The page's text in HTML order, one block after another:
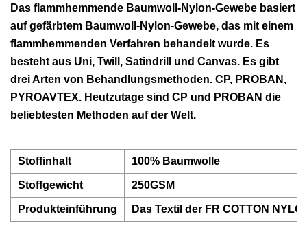
Das flammhemmende Baumwoll-Nylon-Gewebe basiert
auf gefärbtem Baumwoll-Nylon-Gewebe, das mit einem
flammhemmenden Verfahren behandelt wurde. Es
besteht aus Uni, Twill, Satindrill und Canvas. Es gibt
drei Arten von Behandlungsmethoden. CP, PROBAN,
PYROAVTEX. Heutzutage sind CP und PROBAN die
beliebtesten Methoden auf der Welt.
Stoffinhalt 100% Baumwolle
Stoffgewicht 250GSM
Produkteinführung Das Textil der FR COTTON